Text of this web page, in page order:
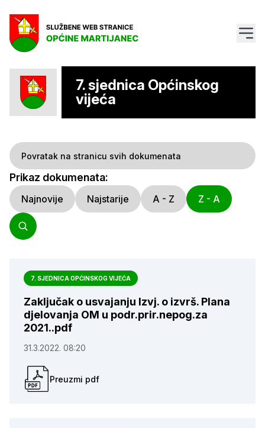
7. sjednica Općinskog
vijeća
Povratak na stranicu svih dokumenata
Prikaz dokumenata:
Najnovije Najstarije A - Z Z - A
7. SJEDNICA OPĆINSKOG VIJEĆA
Zaključak o usvajanju Izvj. o izvrš. Plana
djelovanja OM u podr.prir.nepog.za
2021..pdf
31.3.2022. 08:20
Preuzmi pdf